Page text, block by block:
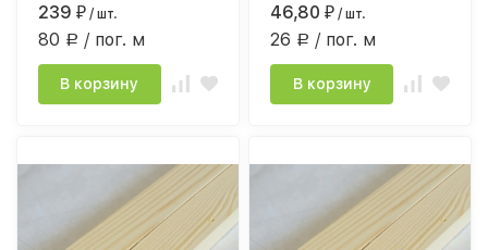
строганный, камерной
сушки
239₽ / шт.
80 Р / пог. м
В корзину
строг.камерной сушки
46,80₽ / шт.
26 Р / пог. м
В корзину